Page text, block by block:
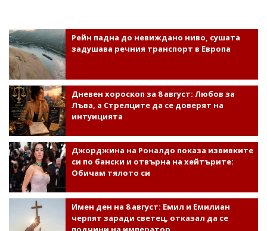
Рейн падна до невиждано ниво, сушата
задушава речния транспорт в Европа
Дневен хороскоп за 8 август: Любов за
Лъва, а Стрелците да се доверят на
интуицията
Джорджина на Роналдо показа извивките
си по бански и отвърна на хейтърите:
Обичам тялото си
Имен ден на 8 август: Емил и Емилиан
черпят заради светец, отказал да се